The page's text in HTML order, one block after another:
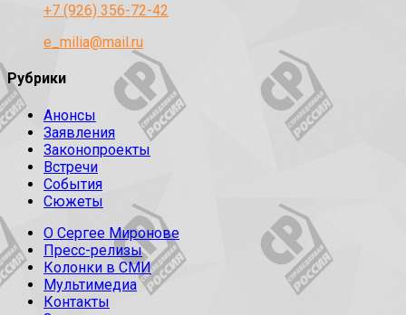
+7 (926) 356-72-42
e_milia@mail.ru
Рубрики
Анонсы
Заявления
Законопроекты
Встречи
События
Сюжеты
О Сергее Миронове
Пресс-релизы
Колонки в СМИ
Мультимедиа
Контакты